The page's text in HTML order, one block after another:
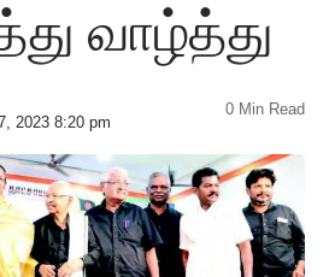
வாழ்த்து
2023 8:20 pm
0 Min Read